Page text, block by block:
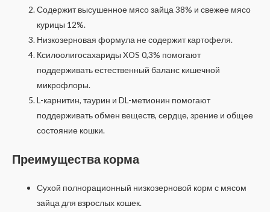
Содержит высушенное мясо зайца 38% и свежее мясо
курицы 12%.
Низкозерновая формула не содержит картофеля.
Ксилоолигосахариды XOS 0,3% помогают
поддерживать естественный баланс кишечной
микрофлоры.
L-карнитин, таурин и DL-метионин помогают
поддерживать обмен веществ, сердце, зрение и общее
состояние кошки.
Преимущества корма
Сухой полнорационный низкозерновой корм с мясом
зайца для взрослых кошек.